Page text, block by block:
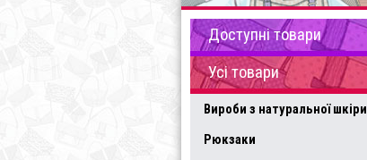
Доступні товари
Усі товари
Вироби з натуральної шкіри
Рюкзаки